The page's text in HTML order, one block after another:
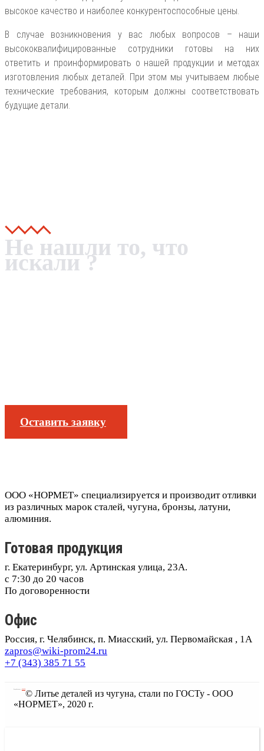
высокое качество и наиболее конкурентоспособные цены.
В случае возникновения у вас любых вопросов – наши
высококвалифицированные сотрудники готовы на них
ответить и проинформировать о нашей продукции и методах
изготовления любых деталей. При этом мы учитываем любые
технические требования, которым должны соответствовать
будущие детали.
Не нашли то, что
искали ?
Оставить заявку
ООО «НОРМЕТ» специализируется и производит отливки
из различных марок сталей, чугуна, бронзы, латуни,
алюминия.
Готовая продукция
г. Екатеринбург, ул. Артинская улица, 23А.
с 7:30 до 20 часов
По договоренности
Офис
Россия, г. Челябинск, п. Миасский, ул. Первомайская , 1А
zapros@wiki-prom24.ru
+7 (343) 385 71 55
© Литье деталей из чугуна, стали по ГОСТу - ООО
«НОРМЕТ», 2020 г.